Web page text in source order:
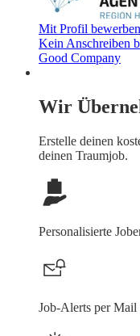
Mit Profil bewerben
Kein Anschreiben
Good Company
Wir
Erstelle deinen
deinen Traumjob.
Personalisierte
Job-Alerts per Mail